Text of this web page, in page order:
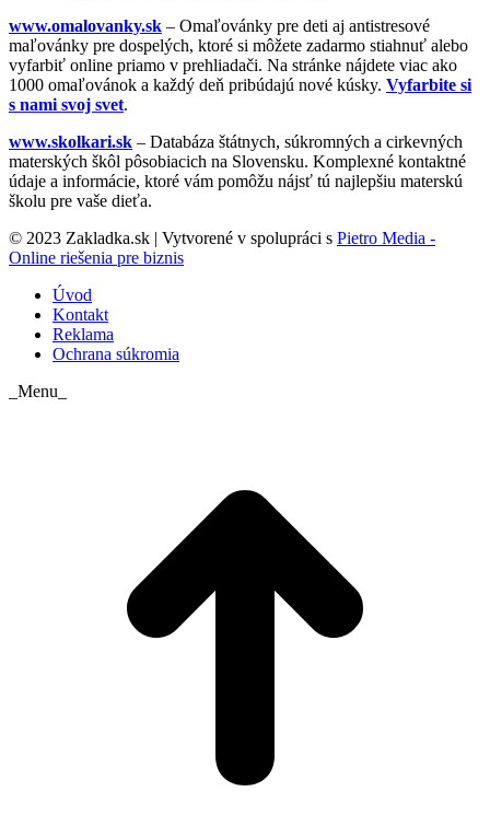
www.omalovanky.sk – Omaľovánky pre deti aj antistresové
maľovánky pre dospelých, ktoré si môžete zadarmo stiahnuť alebo
vyfarbiť online priamo v prehliadači. Na stránke nájdete viac ako
1000 omaľovánok a každý deň pribúdajú nové kúsky. Vyfarbite si
s nami svoj svet.
www.skolkari.sk – Databáza štátnych, súkromných a cirkevných
materských škôl pôsobiacich na Slovensku. Komplexné kontaktné
údaje a informácie, ktoré vám pomôžu nájsť tú najlepšiu materskú
školu pre vaše dieťa.
© 2023 Zakladka.sk | Vytvorené v spolupráci s Pietro Media -
Online riešenia pre biznis
Úvod
Kontakt
Reklama
Ochrana súkromia
_Menu_